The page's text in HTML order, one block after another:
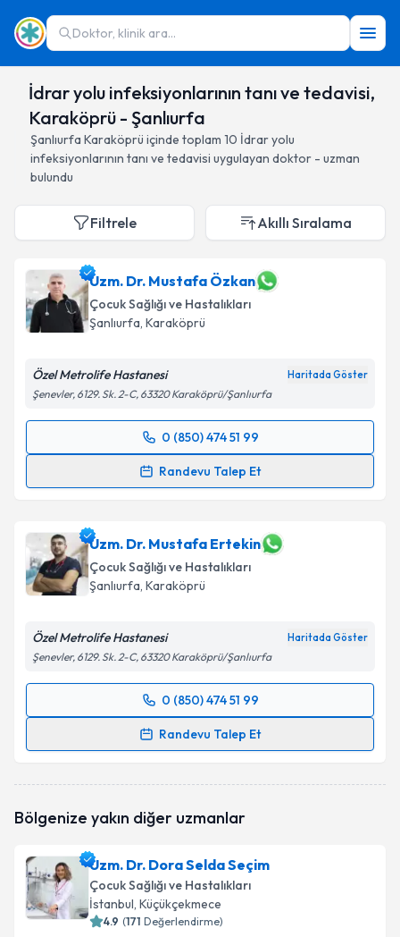
Doktor, klinik ara...
İdrar yolu infeksiyonlarının tanı ve tedavisi,
Karaköprü - Şanlıurfa
Şanlıurfa Karaköprü içinde toplam 10 İdrar yolu
infeksiyonlarının tanı ve tedavisi uygulayan doktor - uzman
bulundu
Filtrele Akıllı Sıralama
Uzm. Dr. Mustafa Özkan
Çocuk Sağlığı ve Hastalıkları
Şanlıurfa, Karaköprü
Özel Metrolife Hastanesi Haritada Göster
Şenevler, 6129. Sk. 2-C, 63320 Karaköprü/Şanlıurfa
0 (850) 474 51 99
Randevu Talep Et
Randevu Takvimi Talebi
takvim hazırlandığında e-posta ile bilgilendireceğiz.
E-posta Adresiniz
Kişisel verilerimin işlenmesine ilişkin
Metni'ni okudum ve kişisel verilerimin belirtilen
kapsamda işlenmesini kabul ediyorum.
Takvim Talebini Gönder
Uzm. Dr. Mustafa Ertekin
Çocuk Sağlığı ve Hastalıkları
Şanlıurfa, Karaköprü
Özel Metrolife Hastanesi Haritada Göster
Şenevler, 6129. Sk. 2-C, 63320 Karaköprü/Şanlıurfa
0 (850) 474 51 99
Randevu Talep Et
Randevu Takvimi Talebi
oluşturun. Size bu uzmandan randevu almanız için bir
Kişisel verilerimin işlenmesine ilişkin
Bölgenize yakın diğer uzmanlar
Uzm. Dr. Dora Selda Seçim
Çocuk Sağlığı ve Hastalıkları
İstanbul, Küçükçekmece
4.9 (171 Değerlendirme)